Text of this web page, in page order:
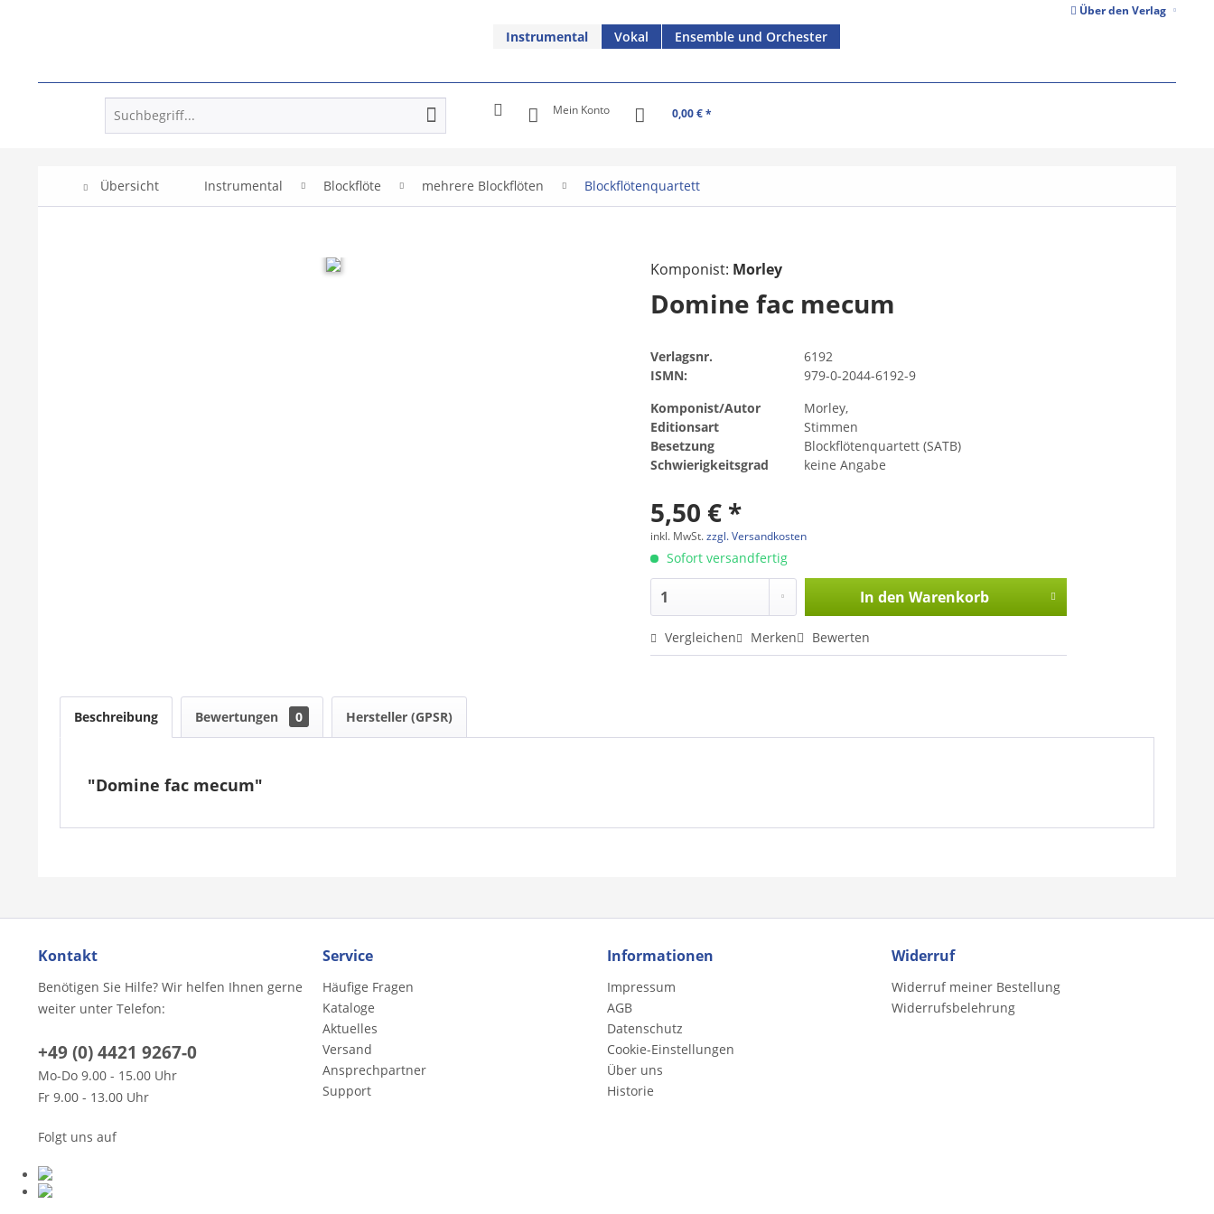
Über den Verlag
Instrumental Vokal Ensemble und Orchester
Mein Konto 0,00 € *
Übersicht Instrumental Blockflöte mehrere Blockflöten Blockflötenquartett
Komponist: Morley
Domine fac mecum
Verlagsnr.
6192
ISMN:
979-0-2044-6192-9
Komponist/Autor
Morley,
Editionsart
Stimmen
Besetzung
Blockflötenquartett (SATB)
Schwierigkeitsgrad
keine Angabe
5,50 € *
inkl. MwSt.zzgl. Versandkosten
Sofort versandfertig
In den Warenkorb
Vergleichen Merken Bewerten
Beschreibung Bewertungen 0 Hersteller (GPSR)
"Domine fac mecum"
Kontakt
Benötigen Sie Hilfe? Wir helfen Ihnen gerne
weiter unter Telefon:
+49 (0) 4421 9267-0
Mo-Do 9.00 - 15.00 Uhr
Fr 9.00 - 13.00 Uhr
Folgt uns auf
Service
Häufige Fragen
Kataloge
Aktuelles
Versand
Ansprechpartner
Support
Informationen
Impressum
AGB
Datenschutz
Cookie-Einstellungen
Über uns
Historie
Widerruf
Widerruf meiner Bestellung
Widerrufsbelehrung